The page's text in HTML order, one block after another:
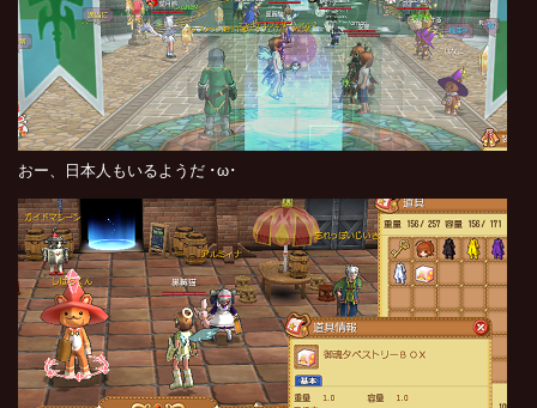
おー、日本人もいるようだ ･ω･